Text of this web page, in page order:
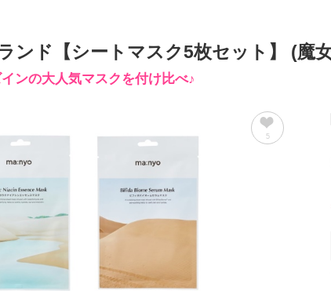
ンド【シートマスク5枚セット】 (魔
ンの大人気マスクを付け比べ♪
5